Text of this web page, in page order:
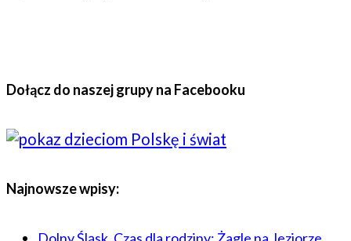
Dołącz do naszej grupy na Facebooku
Najnowsze wpisy: